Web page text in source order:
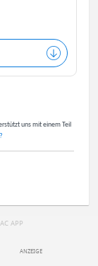
uns mit einem Teil
APP